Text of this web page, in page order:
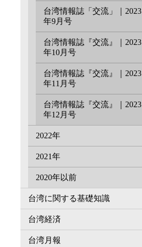
台湾情報誌「交流」｜2023
年9月号
台湾情報誌『交流』｜2023
年10月号
台湾情報誌『交流』｜2023
年11月号
台湾情報誌『交流』｜2023
年12月号
2022年
2021年
2020年以前
台湾に関する基礎知識
台湾経済
台湾月報